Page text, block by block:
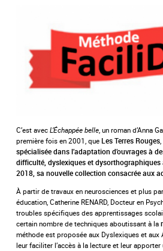
C’est avec L’Échappée belle , un roman d’Anna
première fois en 2001, que Les Terres Rouges
spécialisée dans l’adaptation d’ouvrages à
difficulté, dyslexiques et dysorthographiques
2018, sa nouvelle collection consacrée aux
À partir de travaux en neurosciences et plus
éducation, Catherine RENARD, Docteur en
troubles spécifiques des apprentissages
certain nombre de techniques aboutissant à la
méthode est proposée aux Dyslexiques et
leur faciliter l’accès à la lecture et leur